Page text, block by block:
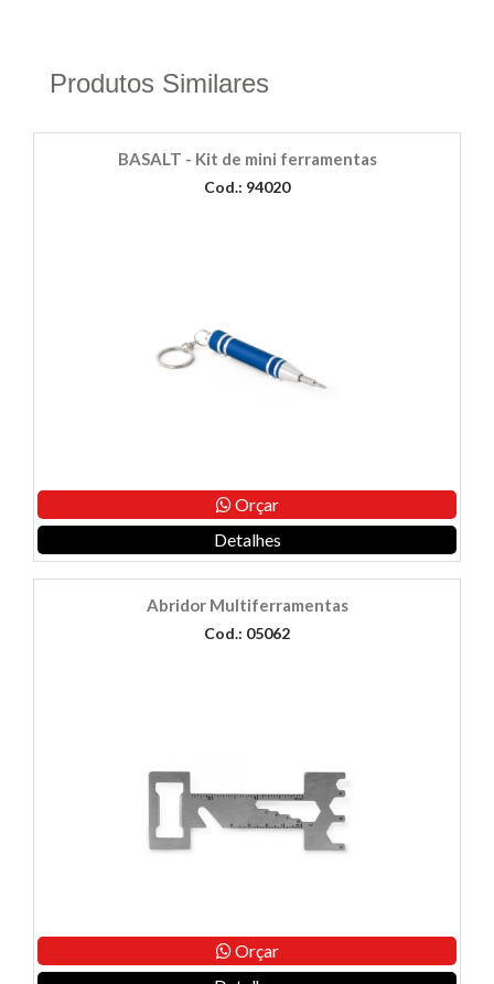
Produtos Similares
BASALT - Kit de mini ferramentas
Cod.: 94020
Orçar
Detalhes
Abridor Multiferramentas
Cod.: 05062
Orçar